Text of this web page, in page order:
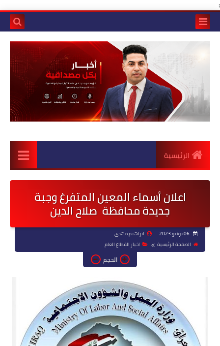
:
الرئيسية
اعلان أسماء المعين المتفرغ وجبة
جديدة محافظة صلاح الدين
ابراهيم مهدي
الصفحة الرئيسية
اخبار القطاع العام
الحجم